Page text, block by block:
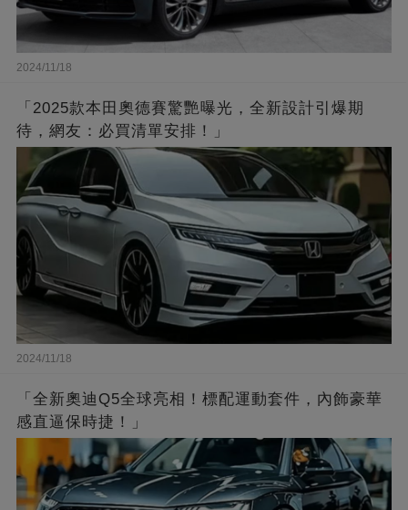
2024/11/18
「2025款本田奧德賽驚艷曝光，全新設計引爆期
待，網友：必買清單安排！」
2024/11/18
「全新奧迪Q5全球亮相！標配運動套件，內飾豪華
感直逼保時捷！」